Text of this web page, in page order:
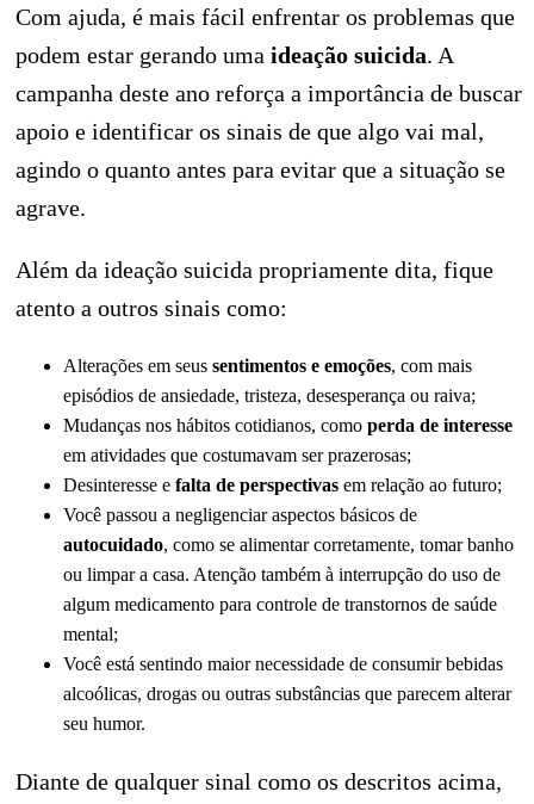
Com ajuda, é mais fácil enfrentar os problemas que
podem estar gerando uma ideação suicida. A
campanha deste ano reforça a importância de buscar
apoio e identificar os sinais de que algo vai mal,
agindo o quanto antes para evitar que a situação se
agrave.
Além da ideação suicida propriamente dita, fique
atento a outros sinais como:
Alterações em seus sentimentos e emoções, com mais
episódios de ansiedade, tristeza, desesperança ou raiva;
Mudanças nos hábitos cotidianos, como perda de interesse
em atividades que costumavam ser prazerosas;
Desinteresse e falta de perspectivas em relação ao futuro;
Você passou a negligenciar aspectos básicos de
autocuidado, como se alimentar corretamente, tomar banho
ou limpar a casa. Atenção também à interrupção do uso de
algum medicamento para controle de transtornos de saúde
mental;
Você está sentindo maior necessidade de consumir bebidas
alcoólicas, drogas ou outras substâncias que parecem alterar
seu humor.
Diante de qualquer sinal como os descritos acima,